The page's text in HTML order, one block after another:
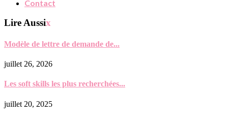
Contact
Lire Aussix
Modèle de lettre de demande de...
juillet 26, 2026
Les soft skills les plus recherchées...
juillet 20, 2025